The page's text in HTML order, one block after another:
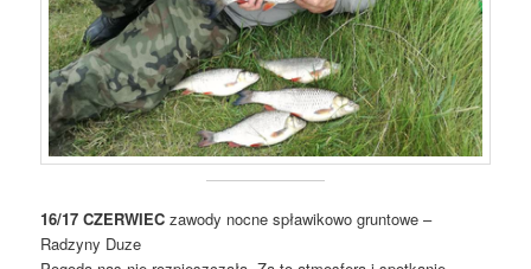
16/17 CZERWIEC zawody nocne spławikowo gruntowe –
Radzyny Duze